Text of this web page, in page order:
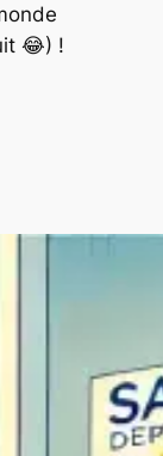
😂) !